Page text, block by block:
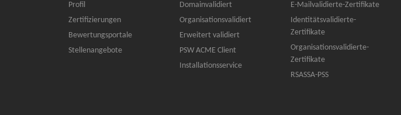
Profil
Zertifizierungen
Bewertungsportale
Stellenangebote
Domainvalidiert
Organisationsvalidiert
Erweitert validiert
PSW ACME Client
Installationsservice
E-Mailvalidierte-Zertifikate
Identitätsvalidierte-
Zertifikate
Organisationsvalidierte-
Zertifikate
RSASSA-PSS